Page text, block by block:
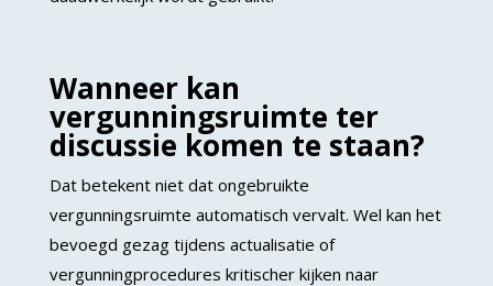
Wanneer kan
vergunningsruimte ter
discussie komen te staan?
Dat betekent niet dat ongebruikte
vergunningsruimte automatisch vervalt. Wel kan het
bevoegd gezag tijdens actualisatie of
vergunningprocedures kritischer kijken naar